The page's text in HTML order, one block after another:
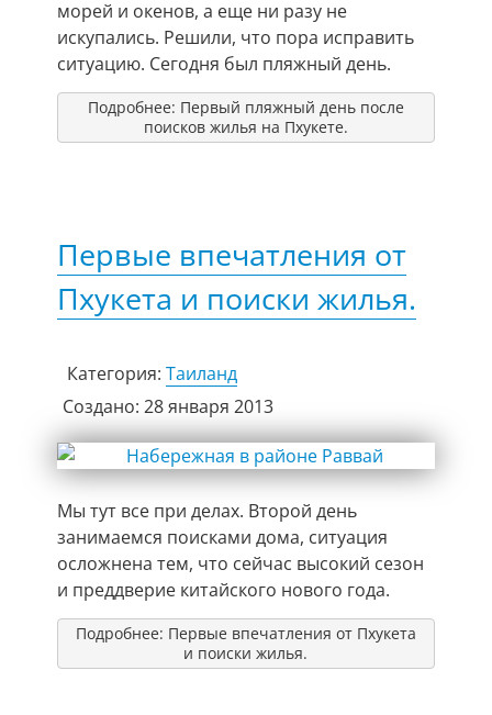
морей и окенов, а еще ни разу не
искупались. Решили, что пора исправить
ситуацию. Сегодня был пляжный день.
Подробнее: Первый пляжный день после
поисков жилья на Пхукете.
Первые впечатления от
Пхукета и поиски жилья.
Категория: Таиланд
Создано: 28 января 2013
Мы тут все при делах. Второй день
занимаемся поисками дома, ситуация
осложнена тем, что сейчас высокий сезон
и преддверие китайского нового года.
Подробнее: Первые впечатления от Пхукета
и поиски жилья.